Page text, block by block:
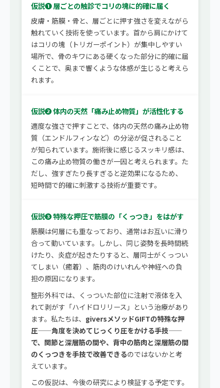
仮説❶ 層ごとの触診でコリの塊に的確に届く
皮膚・筋膜・骨と、層ごとに押す強さを変えながら
触れていく技術を使っています。首から肩にかけて
はコリの塊（トリガーポイント）が集中しやすい
場所で、骨のキワにある硬くなった部分に的確に届
くことで、奥まで響くような体感が生じると考えら
れます。
仮説❷ 体内の天然「痛み止め物質」が活性化する
適度な強さで押すことで、体内の天然の痛み止め物
質（エンドルフィンなど）の分泌が促されること
が知られています。施術後に感じるスッキリ感は、
この痛み止め物質の働きが一因と考えられます。た
だし、強すぎたり長すぎると逆効果になるため、
短時間で的確に刺激する技術が重要です。
仮説❸ 特殊な押圧で筋膜の「くっつき」をはがす
筋膜は何層にも重なっており、通常はお互いに滑り
合って動いています。しかし、同じ姿勢を長時間続
けたり、炎症が起きたりすると、層同士がくっつい
てしまい（癒着）、筋肉のけいれんや神経への負
担の原因になります。
整形外科では、くっついた部位に注射で液体を入
れて剥がす「ハイドロリリース」という治療があり
ます。私たちは、 giversメソッドGIFTの特殊な押
圧——角度を決めてじっくり圧をかける手技——
で、関節と深層筋の間や、背中の筋肉と深層筋の間
のくっつきを手技で改善できるのではないかと考
えています。
この仮説は、今後の研究により検証する予定です。